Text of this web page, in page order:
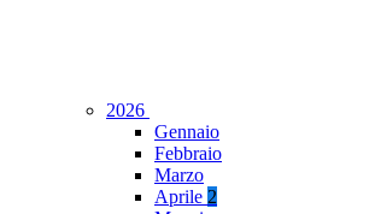
2026
Gennaio
Febbraio
Marzo
Aprile 2